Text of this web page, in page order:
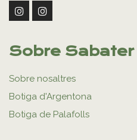
Sobre Sabater
Sobre nosaltres
Botiga d'Argentona
Botiga de Palafolls